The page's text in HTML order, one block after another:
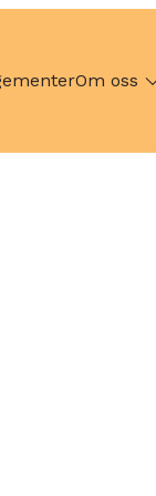
Om oss